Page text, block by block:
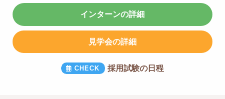
インターンの詳細
見学会の詳細
採用試験の日程